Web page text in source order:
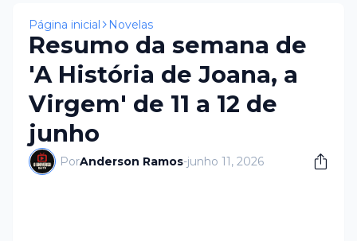
Página inicial Novelas
Resumo da semana de
'A História de Joana, a
Virgem' de 11 a 12 de
junho
PorAnderson Ramos-junho 11, 2026